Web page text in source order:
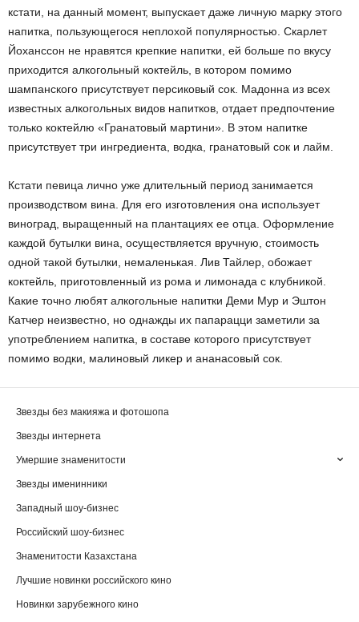
кстати, на данный момент, выпускает даже личную марку этого
напитка, пользующегося неплохой популярностью. Скарлет
Йоханссон не нравятся крепкие напитки, ей больше по вкусу
приходится алкогольный коктейль, в котором помимо
шампанского присутствует персиковый сок. Мадонна из всех
известных алкогольных видов напитков, отдает предпочтение
только коктейлю «Гранатовый мартини». В этом напитке
присутствует три ингредиента, водка, гранатовый сок и лайм.
Кстати певица лично уже длительный период занимается
производством вина. Для его изготовления она использует
виноград, выращенный на плантациях ее отца. Оформление
каждой бутылки вина, осуществляется вручную, стоимость
одной такой бутылки, немаленькая. Лив Тайлер, обожает
коктейль, приготовленный из рома и лимонада с клубникой.
Какие точно любят алкогольные напитки Деми Мур и Эштон
Катчер неизвестно, но однажды их папарацци заметили за
употреблением напитка, в составе которого присутствует
помимо водки, малиновый ликер и ананасовый сок.
Звезды без макияжа и фотошопа
Звезды интернета
Умершие знаменитости
Звезды именинники
Западный шоу-бизнес
Российский шоу-бизнес
Знаменитости Казахстана
Лучшие новинки российского кино
Новинки зарубежного кино